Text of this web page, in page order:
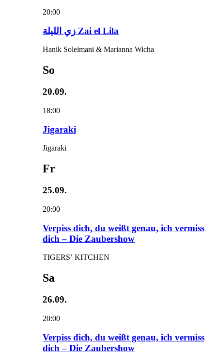
20:00
زي‌ اللیلة Zai el Lila
Hanik Soleimani & Marianna Wicha
So
20.09.
18:00
Jigaraki
Jigaraki
Fr
25.09.
20:00
Verpiss dich, du weißt genau, ich vermiss
dich – Die Zaubershow
TIGERS’ KITCHEN
Sa
26.09.
20:00
Verpiss dich, du weißt genau, ich vermiss
dich – Die Zaubershow